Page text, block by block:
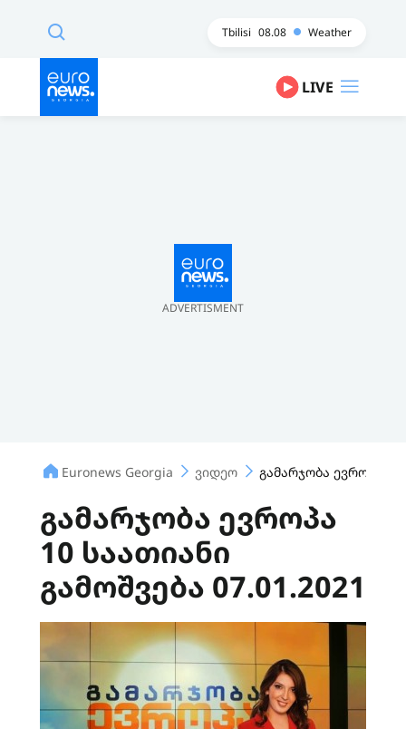
Tbilisi 08.08 Weather
LIVE
ADVERTISMENT
Euronews Georgia ვიდეო გამარჯობა ევროპა 10
გამარჯობა ევროპა
10 საათიანი
გამოშვება 07.01.2021